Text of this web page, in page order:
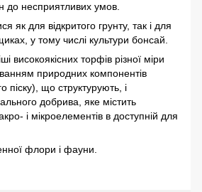
до несприятливих умов.
як для відкритого грунту, так і для
у тому числі культури бонсай.
високоякісних торфів різної міри
природних компонентів
піску), що структурують, і
добрива, яке містить
і мікроелементів в доступній для
флори і фауни.